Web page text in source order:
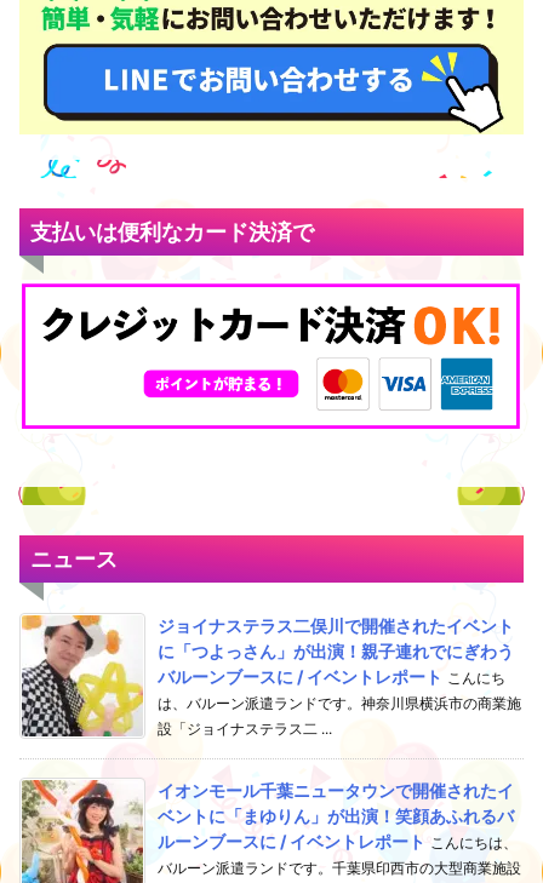
支払いは便利なカード決済で
ニュース
ジョイナステラス二俣川で開催されたイベント
に「つよっさん」が出演！親子連れでにぎわう
バルーンブースに / イベントレポート
こんにち
は、バルーン派遣ランドです。神奈川県横浜市の商業施
設「ジョイナステラス二 ...
イオンモール千葉ニュータウンで開催されたイ
ベントに「まゆりん」が出演！笑顔あふれるバ
ルーンブースに / イベントレポート
こんにちは、
バルーン派遣ランドです。千葉県印西市の大型商業施設